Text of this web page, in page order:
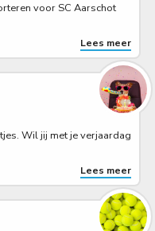
voor SC Aarschot
Lees meer
Wil jij met je verjaardag
Lees meer